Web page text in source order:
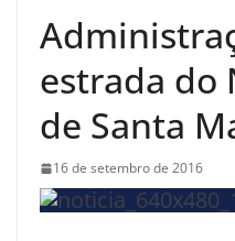
estrada do
de Santa
16 de setembro de 2016